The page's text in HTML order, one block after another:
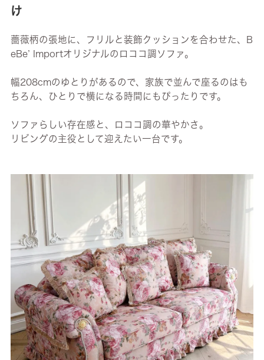
け
薔薇柄の張地に、フリルと装飾クッションを合わせた、B
eBe’ Importオリジナルのロココ調ソファ。
幅208cmのゆとりがあるので、家族で並んで座るのはも
ちろん、ひとりで横になる時間にもぴったりです。
ソファらしい存在感と、ロココ調の華やかさ。
リビングの主役として迎えたい一台です。